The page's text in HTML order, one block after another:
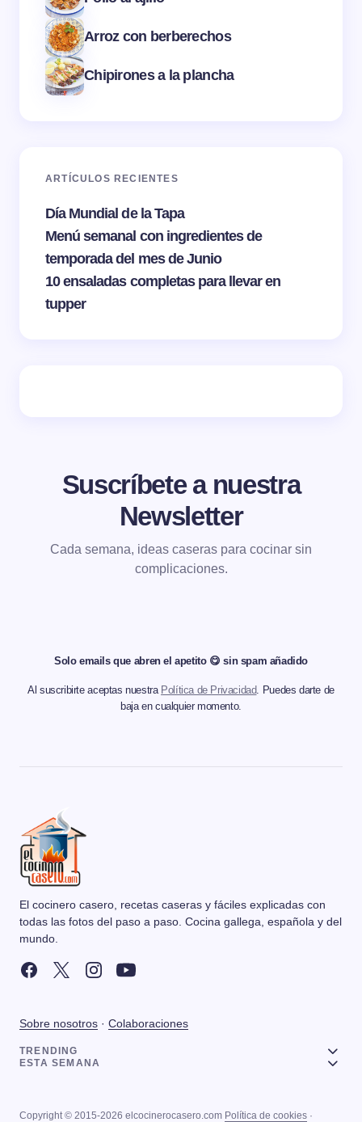
Arroz con berberechos
Chipirones a la plancha
ARTÍCULOS RECIENTES
Día Mundial de la Tapa
Menú semanal con ingredientes de
temporada del mes de Junio
10 ensaladas completas para llevar en
tupper
Suscríbete a nuestra
Newsletter
Cada semana, ideas caseras para cocinar sin
complicaciones.
Solo emails que abren el apetito 😋 sin spam añadido
Al suscribirte aceptas nuestra Política de Privacidad. Puedes darte de
baja en cualquier momento.
El cocinero casero, recetas caseras y fáciles explicadas con
todas las fotos del paso a paso. Cocina gallega, española y del
mundo.
Sobre nosotros · Colaboraciones
TRENDING
ESTA SEMANA
Copyright © 2015-2026 elcocinerocasero.com Política de cookies ·